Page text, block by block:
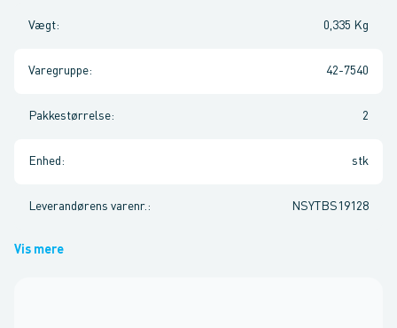
Vægt: 0,335 Kg
Varegruppe: 42-7540
Pakkestørrelse: 2
Enhed : stk
Leverandørens varenr. : NSYTBS19128
Vis mere